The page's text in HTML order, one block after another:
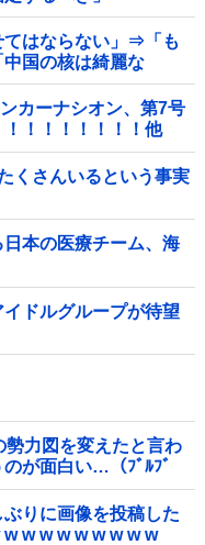
てはならない」⇒「も
国の核は綺麗な
カーナシオン、第7号
！！！！！！！他
くさんいるという事実
本の医療チーム、海
イドルグループが待望
勢力図を変えたと言わ
が面白い…（ﾌﾞﾙﾌﾞ
ぶりに画像を投稿した
w w w w w w w w